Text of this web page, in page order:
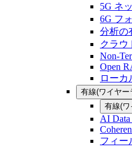
5G ネ
6G フ
分析の
クラウ
Non-
Open
ローカ
有線(ワイヤー
有線(
AI Data
フィー